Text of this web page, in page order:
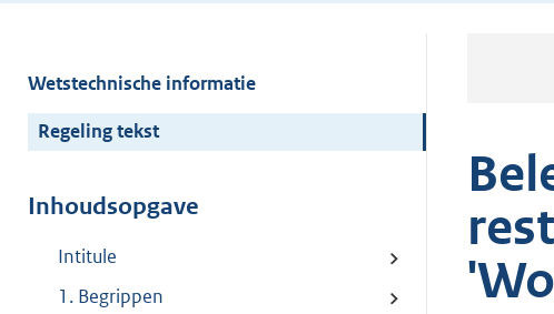
Wetstechnische informatie
Regeling tekst
Inhoudsopgave
Intitule
1. Begrippen